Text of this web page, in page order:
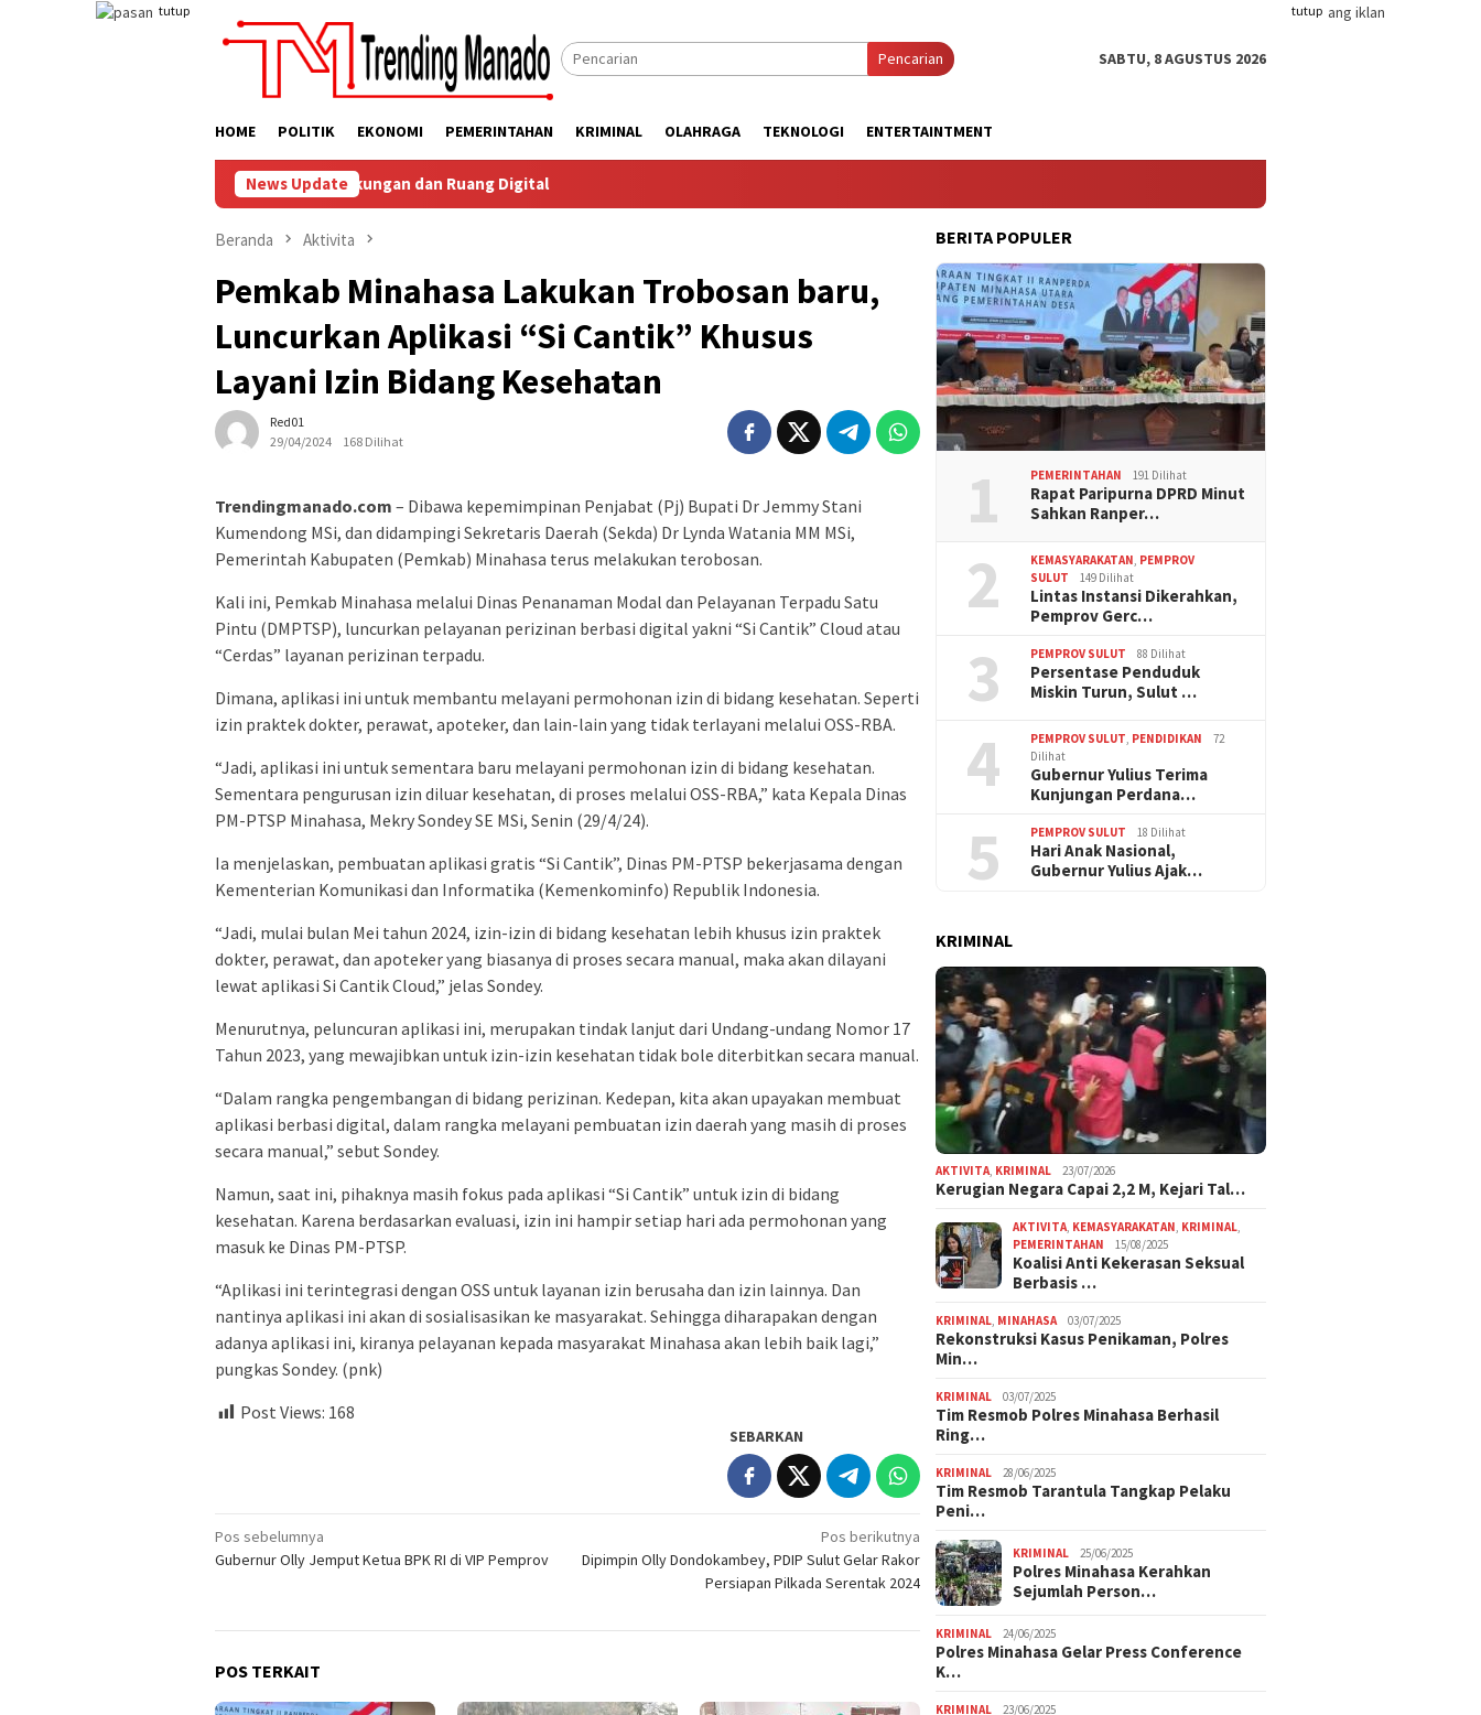
tutup tutup
Pencarian SABTU, 8 AGUSTUS 2026
HOME POLITIK EKONOMI PEMERINTAHAN KRIMINAL OLAHRAGA TEKNOLOGI ENTERTAINTMENT
News Update
Hak Anak, Jaga Keamanan Lingkungan dan Ruang Digital
Beranda Aktivita
Pemkab Minahasa Lakukan Trobosan baru,
Luncurkan Aplikasi “Si Cantik” Khusus
Layani Izin Bidang Kesehatan
Red01
29/04/2024
168 Dilihat
Trendingmanado.com – Dibawa kepemimpinan Penjabat (Pj) Bupati Dr Jemmy Stani
Kumendong MSi, dan didampingi Sekretaris Daerah (Sekda) Dr Lynda Watania MM MSi,
Pemerintah Kabupaten (Pemkab) Minahasa terus melakukan terobosan.
Kali ini, Pemkab Minahasa melalui Dinas Penanaman Modal dan Pelayanan Terpadu Satu
Pintu (DMPTSP), luncurkan pelayanan perizinan berbasi digital yakni “Si Cantik” Cloud atau
“Cerdas” layanan perizinan terpadu.
Dimana, aplikasi ini untuk membantu melayani permohonan izin di bidang kesehatan. Seperti
izin praktek dokter, perawat, apoteker, dan lain-lain yang tidak terlayani melalui OSS-RBA.
“Jadi, aplikasi ini untuk sementara baru melayani permohonan izin di bidang kesehatan.
Sementara pengurusan izin diluar kesehatan, di proses melalui OSS-RBA,” kata Kepala Dinas
PM-PTSP Minahasa, Mekry Sondey SE MSi, Senin (29/4/24).
Ia menjelaskan, pembuatan aplikasi gratis “Si Cantik”, Dinas PM-PTSP bekerjasama dengan
Kementerian Komunikasi dan Informatika (Kemenkominfo) Republik Indonesia.
“Jadi, mulai bulan Mei tahun 2024, izin-izin di bidang kesehatan lebih khusus izin praktek
dokter, perawat, dan apoteker yang biasanya di proses secara manual, maka akan dilayani
lewat aplikasi Si Cantik Cloud,” jelas Sondey.
Menurutnya, peluncuran aplikasi ini, merupakan tindak lanjut dari Undang-undang Nomor 17
Tahun 2023, yang mewajibkan untuk izin-izin kesehatan tidak bole diterbitkan secara manual.
“Dalam rangka pengembangan di bidang perizinan. Kedepan, kita akan upayakan membuat
aplikasi berbasi digital, dalam rangka melayani pembuatan izin daerah yang masih di proses
secara manual,” sebut Sondey.
Namun, saat ini, pihaknya masih fokus pada aplikasi “Si Cantik” untuk izin di bidang
kesehatan. Karena berdasarkan evaluasi, izin ini hampir setiap hari ada permohonan yang
masuk ke Dinas PM-PTSP.
“Aplikasi ini terintegrasi dengan OSS untuk layanan izin berusaha dan izin lainnya. Dan
nantinya aplikasi ini akan di sosialisasikan ke masyarakat. Sehingga diharapakan dengan
adanya aplikasi ini, kiranya pelayanan kepada masyarakat Minahasa akan lebih baik lagi,”
pungkas Sondey. (pnk)
Post Views: 168
SEBARKAN
Navigasi
pos
Pos sebelumnya
Gubernur Olly Jemput Ketua BPK RI di VIP Pemprov
Pos berikutnya
Dipimpin Olly Dondokambey, PDIP Sulut Gelar Rakor
Persiapan Pilkada Serentak 2024
POS TERKAIT
BERITA POPULER
1 PEMERINTAHAN 191 Dilihat
Rapat Paripurna DPRD Minut
Sahkan Ranper…
2 KEMASYARAKATAN PEMPROV
SULUT
149 Dilihat
Lintas Instansi Dikerahkan,
Pemprov Gerc…
3 PEMPROV SULUT 88 Dilihat
Persentase Penduduk
Miskin Turun, Sulut …
4 PEMPROV SULUT PENDIDIKAN
72
Dilihat
Gubernur Yulius Terima
Kunjungan Perdana…
5 PEMPROV SULUT 18 Dilihat
Hari Anak Nasional,
Gubernur Yulius Ajak…
KRIMINAL
AKTIVITA KRIMINAL 23/07/2026
Kerugian Negara Capai 2,2 M, Kejari Tal…
AKTIVITA KEMASYARAKATAN KRIMINAL
PEMERINTAHAN
15/08/2025
Koalisi Anti Kekerasan Seksual
Berbasis …
KRIMINAL MINAHASA 03/07/2025
Rekonstruksi Kasus Penikaman, Polres
Min…
KRIMINAL 03/07/2025
Tim Resmob Polres Minahasa Berhasil
Ring…
KRIMINAL 28/06/2025
Tim Resmob Tarantula Tangkap Pelaku
Peni…
KRIMINAL 25/06/2025
Polres Minahasa Kerahkan
Sejumlah Person…
KRIMINAL 24/06/2025
Polres Minahasa Gelar Press Conference
K…
KRIMINAL 23/06/2025